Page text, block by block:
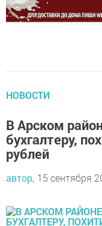
бухгалтеру,
рублей
автор, 15 сентября